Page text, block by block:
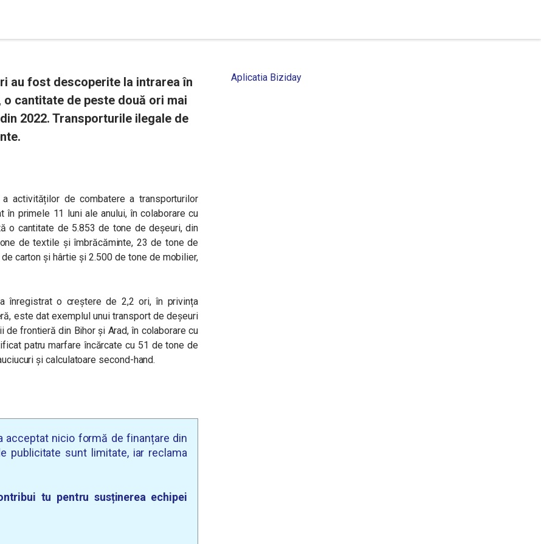
au fost descoperite la intrarea în
cantitate de peste două ori mai
2022. Transporturile ilegale de
activităților de combatere a transporturilor
primele 11 luni ale anului, în colaborare cu
o cantitate de 5.853 de tone de deșeuri, din
de textile și îmbrăcăminte, 23 de tone de
carton și hârtie și 2.500 de tone de mobilier,
înregistrat o creștere de 2,2 ori, în privința
este dat exemplul unui transport de deșeuri
frontieră din Bihor și Arad, în colaborare cu
patru marfare încărcate cu 51 de tone de
și calculatoare second-hand.
acceptat nicio formă de finanțare din
publicitate sunt limitate, iar reclama
tu pentru susținerea echipei
Aplicatia Biziday